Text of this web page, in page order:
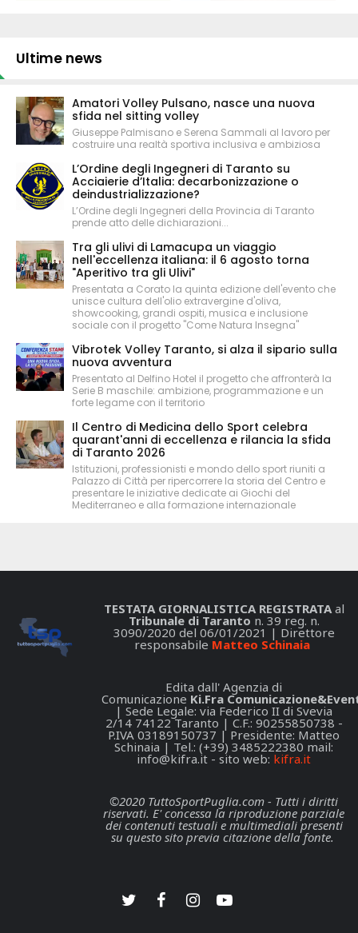
Ultime news
Amatori Volley Pulsano, nasce una nuova
sfida nel sitting volley
Giuseppe Palmisano e Serena Sammali al lavoro per
costruire una realtà sportiva inclusiva e ambiziosa
L’Ordine degli Ingegneri di Taranto su
Acciaierie d’Italia: decarbonizzazione o
deindustrializzazione?
L’Ordine degli Ingegneri della Provincia di Taranto
prende atto delle dichiarazioni...
Tra gli ulivi di Lamacupa un viaggio
nell'eccellenza italiana: il 6 agosto torna
"Aperitivo tra gli Ulivi"
Presentata a Corato la quinta edizione dell'evento che
unisce cultura dell'olio extravergine d'oliva,
showcooking, grandi ospiti, musica e inclusione
sociale con il progetto "Come Natura Insegna"
Vibrotek Volley Taranto, si alza il sipario sulla
nuova avventura
Presentato al Delfino Hotel il progetto che affronterà la
Serie B maschile: ambizione, programmazione e un
forte legame con il territorio
Il Centro di Medicina dello Sport celebra
quarant'anni di eccellenza e rilancia la sfida
di Taranto 2026
Istituzioni, professionisti e mondo dello sport riuniti a
Palazzo di Città per ripercorrere la storia del Centro e
presentare le iniziative dedicate ai Giochi del
Mediterraneo e alla formazione internazionale
TESTATA GIORNALISTICA REGISTRATAal
Tribunale di Taranto n. 39 reg. n.
3090/2020 del 06/01/2021 | Direttore
responsabile Matteo Schinaia
Edita dall' Agenzia di
Comunicazione Ki.Fra
| Sede Legale: via Federico II di Svevia
2/14 74122 Taranto | C.F.: 90255850738 -
P.IVA 03189150737 | Presidente: Matteo
Schinaia | Tel.: (+39) 3485222380 mail:
info@kifra.it - sito web: kifra.it
©2020 TuttoSportPuglia.com - Tutti i diritti
riservati. E' concessa la riproduzione parziale
dei contenuti testuali e multimediali presenti
su questo sito previa citazione della fonte.